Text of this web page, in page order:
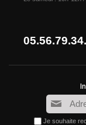
Je souhaite